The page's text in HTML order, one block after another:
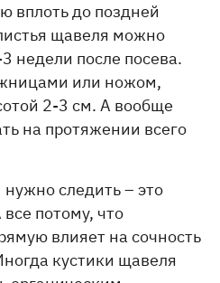
вплоть до поздней
щавеля можно
недели после посева.
или ножом,
2-3 см. А вообще
на протяжении всего
следить – это
потому, что
влияет на сочность
кустики щавеля